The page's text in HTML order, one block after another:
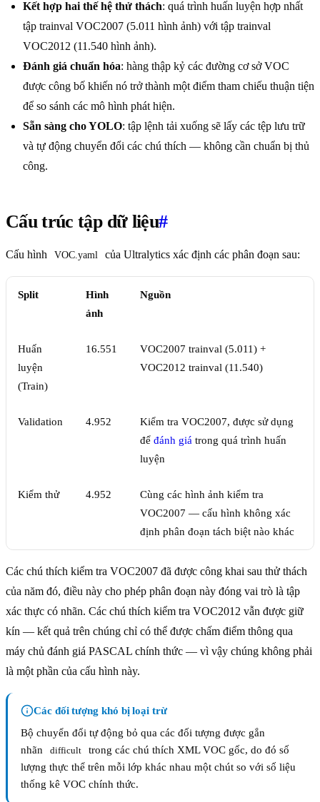
Kết hợp hai thế hệ thử thách: quá trình huấn luyện hợp nhất
tập trainval VOC2007 (5.011 hình ảnh) với tập trainval
VOC2012 (11.540 hình ảnh).
Đánh giá chuẩn hóa: hàng thập kỷ các đường cơ sở VOC
được công bố khiến nó trở thành một điểm tham chiếu thuận tiện
để so sánh các mô hình phát hiện.
Sẵn sàng cho YOLO: tập lệnh tải xuống sẽ lấy các tệp lưu trữ
và tự động chuyển đổi các chú thích — không cần chuẩn bị thủ
công.
Cấu trúc tập dữ liệu#
Cấu hình VOC.yaml của Ultralytics xác định các phân đoạn sau:
Split
Hình
ảnh
Nguồn
Huấn
luyện
(Train)
16.551
VOC2007 trainval (5.011) +
VOC2012 trainval (11.540)
Validation 4.952
Kiểm tra VOC2007, được sử dụng
để đánh giá trong quá trình huấn
luyện
Kiểm thử 4.952
Cùng các hình ảnh kiểm tra
VOC2007 — cấu hình không xác
định phân đoạn tách biệt nào khác
Các chú thích kiểm tra VOC2007 đã được công khai sau thử thách
của năm đó, điều này cho phép phân đoạn này đóng vai trò là tập
xác thực có nhãn. Các chú thích kiểm tra VOC2012 vẫn được giữ
kín — kết quả trên chúng chỉ có thể được chấm điểm thông qua
máy chủ đánh giá PASCAL chính thức — vì vậy chúng không phải
là một phần của cấu hình này.
Các đối tượng khó bị loại trừ
Bộ chuyển đổi tự động bỏ qua các đối tượng được gắn
nhãn
difficult
trong các chú thích XML VOC gốc, do đó số
lượng thực thể trên mỗi lớp khác nhau một chút so với số liệu
thống kê VOC chính thức.